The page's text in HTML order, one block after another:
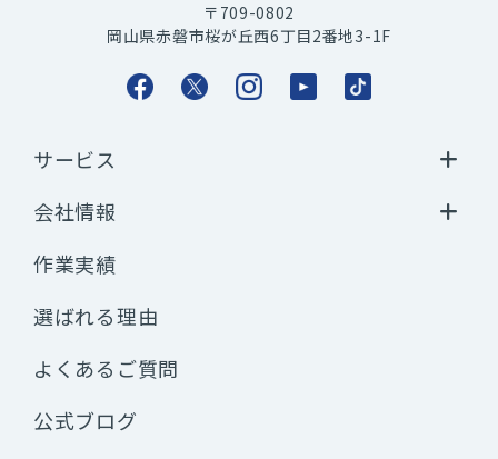
〒709-0802
岡山県赤磐市桜が丘西6丁目2番地3-1F
サービス
会社情報
作業実績
選ばれる理由
よくあるご質問
公式ブログ